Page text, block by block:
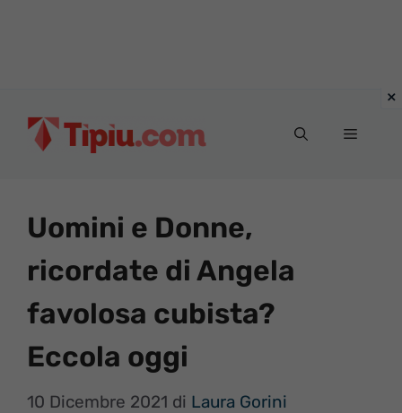
Menu
Uomini e Donne,
ricordate di Angela
favolosa cubista?
Eccola oggi
10 Dicembre 2021 di Laura Gorini